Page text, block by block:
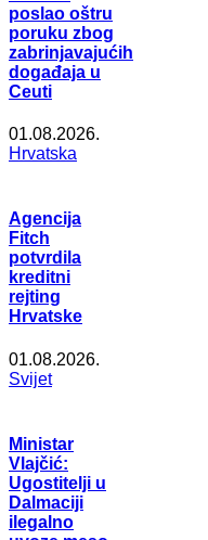
poslao oštru
poruku zbog
zabrinjavajućih
događaja u
Ceuti
01.08.2026.
Hrvatska
Agencija
Fitch
potvrdila
kreditni
rejting
Hrvatske
01.08.2026.
Svijet
Ministar
Vlajčić:
Ugostitelji u
Dalmaciji
ilegalno